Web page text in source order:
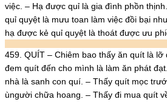
việc. – Hạ được quỉ là gia đình phồn
quỉ quyệt là mưu toan làm việc đồi bại
hạ được kẻ quỉ quyệt là thoát được ưu
459. QUÍT – Chiêm bao thấy ăn quít là
đem quít đến cho mình là làm ăn phát
nhà là sanh con quí. – Thấy quít mọc
ùngười chữa hoang. – Thấy đi mua quít